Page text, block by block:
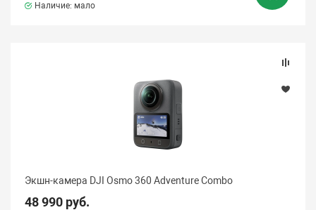
Наличие: мало
Экшн-камера DJI Osmo 360 Adventure Combo
48 990 руб.